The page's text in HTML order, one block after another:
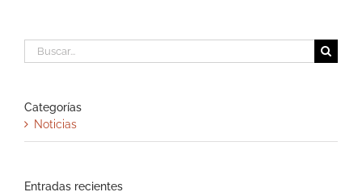
Buscar:
Categorías
Noticias
Entradas recientes